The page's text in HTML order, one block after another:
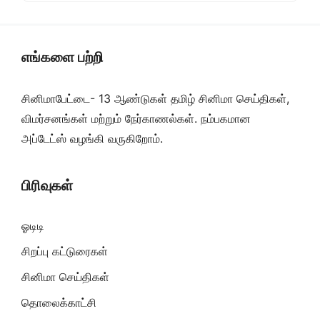
எங்களை பற்றி
சினிமாபேட்டை- 13 ஆண்டுகள் தமிழ் சினிமா செய்திகள்,
விமர்சனங்கள் மற்றும் நேர்காணல்கள். நம்பகமான
அப்டேட்ஸ் வழங்கி வருகிறோம்.
பிரிவுகள்
ஓடிடி
சிறப்பு கட்டுரைகள்
சினிமா செய்திகள்
தொலைக்காட்சி